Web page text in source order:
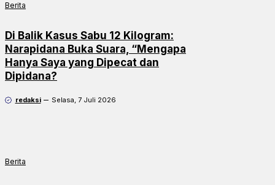
Berita
Di Balik Kasus Sabu 12 Kilogram:
Narapidana Buka Suara, “Mengapa
Hanya Saya yang Dipecat dan
Dipidana?
redaksi Selasa, 7 Juli 2026
Berita